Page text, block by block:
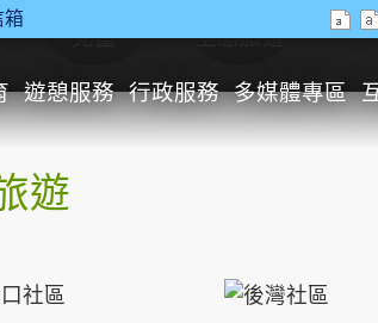
箱
遊憩服務 行政服務 多媒體專區
兒童 生態旅遊
遊